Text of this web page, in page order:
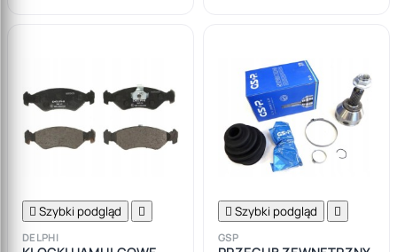
 Szybki podgląd 
DELPHI
 Szybki podgląd 
GSP